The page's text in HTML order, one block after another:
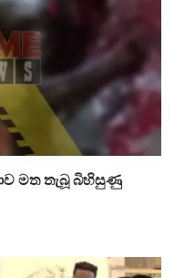
මත තැබූ බිහිසුණු